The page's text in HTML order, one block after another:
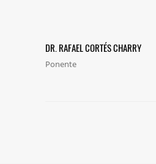
DR. RAFAEL CORTÉS CHARRY
Ponente